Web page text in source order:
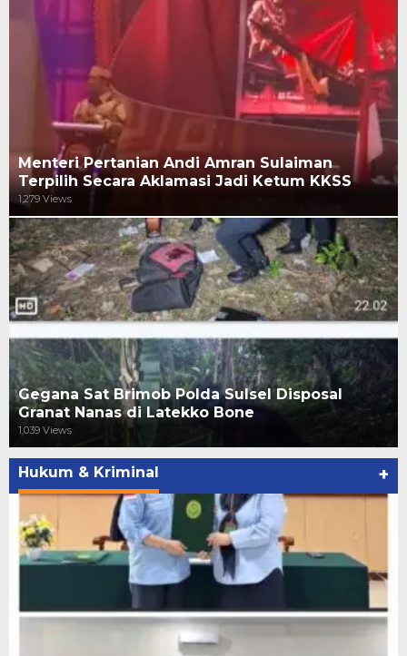
Menteri Pertanian Andi Amran Sulaiman
Terpilih Secara Aklamasi Jadi Ketum KKSS
1,279 Views
Gegana Sat Brimob Polda Sulsel Disposal
Granat Nanas di Latekko Bone
1,039 Views
Hukum & Kriminal +